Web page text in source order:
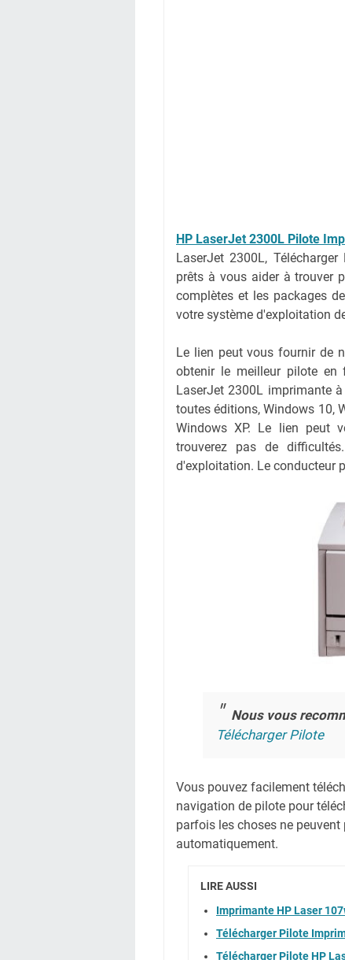
HP LaserJet 2300L Pilote
LaserJet 2300L,
prêts à vous aider à trouver
complètes et les packages
votre système d'exploitation
Le lien peut vous fournir de
obtenir le meilleur pilote
LaserJet 2300L imprimante
toutes éditions, Windows 10,
Windows XP. Le lien peut
trouverez pas de
d'exploitation. Le conducteur
Nous vous
Télécharger Pilote
Vous pouvez facilement
navigation de pilote pour
parfois les choses ne
automatiquement.
LIRE AUSSI
Imprimante HP Laser
Télécharger Pilote
Télécharger Pilote HP